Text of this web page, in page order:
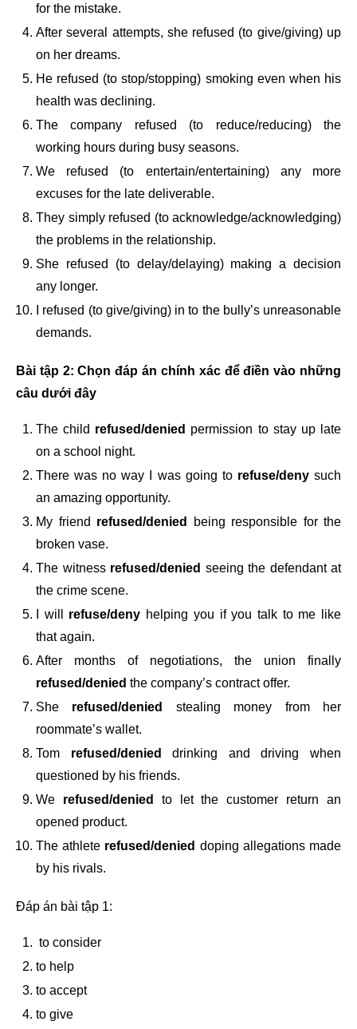
for the mistake.
After several attempts, she refused (to give/giving) up
on her dreams.
He refused (to stop/stopping) smoking even when his
health was declining.
The company refused (to reduce/reducing) the
working hours during busy seasons.
We refused (to entertain/entertaining) any more
excuses for the late deliverable.
They simply refused (to acknowledge/acknowledging)
the problems in the relationship.
She refused (to delay/delaying) making a decision
any longer.
I refused (to give/giving) in to the bully’s unreasonable
demands.
Bài tập 2: Chọn đáp án chính xác để điền vào những
câu dưới đây
The child refused/denied permission to stay up late
on a school night.
There was no way I was going to refuse/denysuch
an amazing opportunity.
My friend refused/denied
being responsible for the
broken vase.
The witness refused/denied seeing the defendant at
the crime scene.
I will refuse/deny helping you if you talk to me like
that again.
After months of negotiations, the union finally
refused/denied the company’s contract offer.
She refused/denied
stealing money from her
roommate’s wallet.
Tom refused/denieddrinking and driving when
questioned by his friends.
We refused/denied
to let the customer return an
opened product.
The athlete refused/denied doping allegations made
by his rivals.
Đáp án bài tập 1:
to consider
to help
to accept
to give